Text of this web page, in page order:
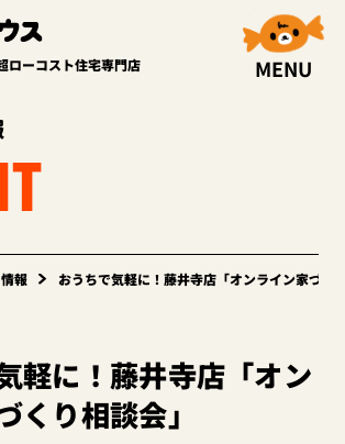
ローコスト住宅専門店 MENU
報 おうちで気軽に！藤井寺店「オンライン家づく
軽に！藤井寺店「オン
くり相談会」